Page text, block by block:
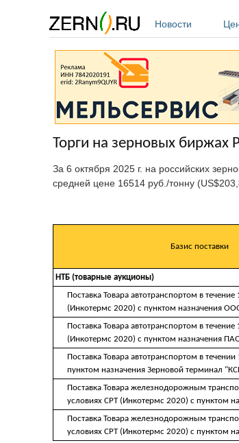
Новости
Торги на зерновых биржах
За 6 октября 2025 г. на российских
средней цене 16514 руб./тонну
Базис поставки
НТБ (товарные аукционы)
Поставка Товара автотранспортом в
(Инкотермс 2020) с пунктом назначения
Поставка Товара автотранспортом в
(Инкотермс 2020) с пунктом назначения
Поставка Товара автотранспортом в
пунктом назначения Зерновой терминал
Поставка Товара железнодорожным
условиях CРТ (Инкотермс 2020) с пунктом
Поставка Товара железнодорожным
условиях CРТ (Инкотермс 2020) с пунктом